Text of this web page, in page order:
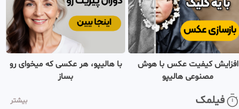
افزایش کیفیت عکس با هوش
مصنوعی هالیپو
با هالیپو، هر عکسی که میخوای رو
بساز
فیلمک بیشتر